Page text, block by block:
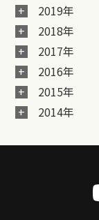
2019年
2018年
2017年
2016年
2015年
2014年